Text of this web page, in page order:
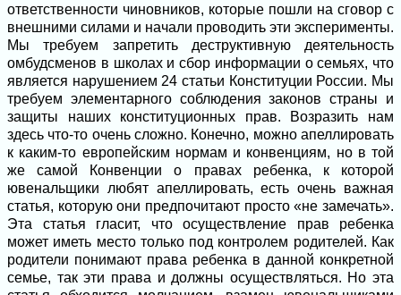
ответственности чиновников, которые пошли на сговор с
внешними силами и начали проводить эти эксперименты.
Мы требуем запретить деструктивную деятельность
омбудсменов в школах и сбор информации о семьях, что
является нарушением 24 статьи Конституции России. Мы
требуем элементарного соблюдения законов страны и
защиты наших конституционных прав. Возразить нам
здесь что-то очень сложно. Конечно, можно апеллировать
к каким-то европейским нормам и конвенциям, но в той
же самой Конвенции о правах ребенка, к которой
ювенальщики любят апеллировать, есть очень важная
статья, которую они предпочитают просто «не замечать».
Эта статья гласит, что осуществление прав ребенка
может иметь место только под контролем родителей. Как
родители понимают права ребенка в данной конкретной
семье, так эти права и должны осуществляться. Но эта